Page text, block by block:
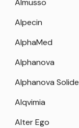
Almusso
Alpecin
AlphaMed
Alphanova
Alphanova Solide
Alqvimia
Alter Ego